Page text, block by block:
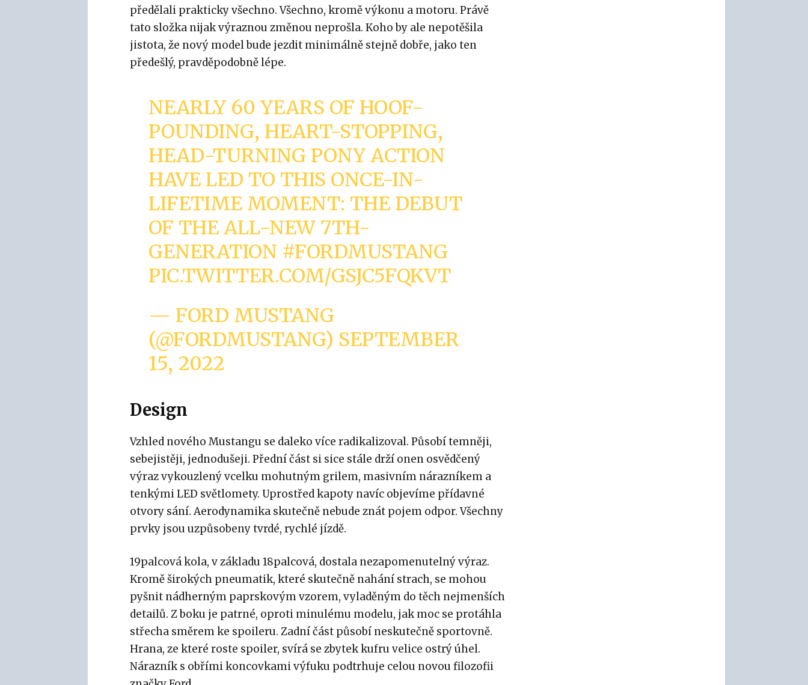
předělali prakticky všechno. Všechno, kromě výkonu a motoru. Právě
tato složka nijak výraznou změnou neprošla. Koho by ale nepotěšila
jistota, že nový model bude jezdit minimálně stejně dobře, jako ten
předešlý, pravděpodobně lépe.
NEARLY 60 YEARS OF HOOF-
POUNDING, HEART-STOPPING,
HEAD-TURNING PONY ACTION
HAVE LED TO THIS ONCE-IN-
LIFETIME MOMENT: THE DEBUT
OF THE ALL-NEW 7TH-
GENERATION #FORDMUSTANG
PIC.TWITTER.COM/GSJC5FQKVT
— FORD MUSTANG
(@FORDMUSTANG) SEPTEMBER
15, 2022
Design
Vzhled nového Mustangu se daleko více radikalizoval. Působí temněji,
sebejistěji, jednodušeji. Přední část si sice stále drží onen osvědčený
výraz vykouzlený vcelku mohutným grilem, masivním nárazníkem a
tenkými LED světlomety. Uprostřed kapoty navíc objevíme přídavné
otvory sání. Aerodynamika skutečně nebude znát pojem odpor. Všechny
prvky jsou uzpůsobeny tvrdé, rychlé jízdě.
19palcová kola, v základu 18palcová, dostala nezapomenutelný výraz.
Kromě širokých pneumatik, které skutečně nahání strach, se mohou
pyšnit nádherným paprskovým vzorem, vyladěným do těch nejmenších
detailů. Z boku je patrné, oproti minulému modelu, jak moc se protáhla
střecha směrem ke spoileru. Zadní část působí neskutečně sportovně.
Hrana, ze které roste spoiler, svírá se zbytek kufru velice ostrý úhel.
Nárazník s obřími koncovkami výfuku podtrhuje celou novou filozofii